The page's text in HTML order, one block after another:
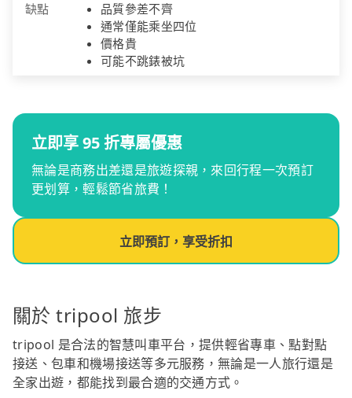
缺點
品質參差不齊
通常僅能乘坐四位
價格貴
可能不跳錶被坑
立即享 95 折專屬優惠
無論是商務出差還是旅遊探親，來回行程一次預訂
更划算，輕鬆節省旅費！
立即預訂，享受折扣
關於 tripool 旅步
tripool 是合法的智慧叫車平台，提供輕省專車、點對點
接送、包車和機場接送等多元服務，無論是一人旅行還是
全家出遊，都能找到最合適的交通方式。